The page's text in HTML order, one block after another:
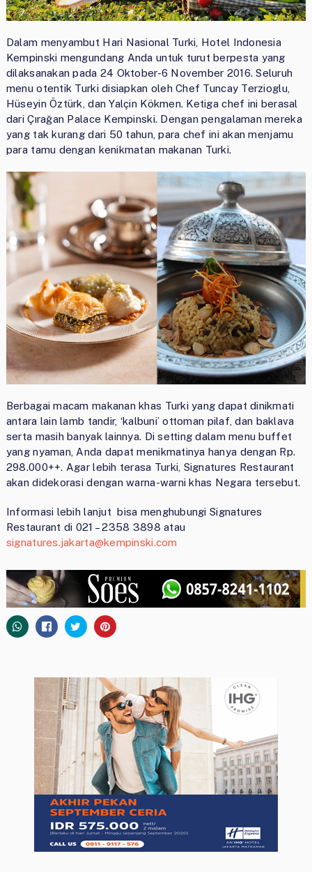
Dalam menyambut Hari Nasional Turki, Hotel Indonesia
Kempinski mengundang Anda untuk turut berpesta yang
dilaksanakan pada 24 Oktober-6 November 2016. Seluruh
menu otentik Turki disiapkan oleh Chef Tuncay Terzioglu,
Hüseyin Öztürk, dan Yalçin Kökmen. Ketiga chef ini berasal
dari Çırağan Palace Kempinski. Dengan pengalaman mereka
yang tak kurang dari 50 tahun, para chef ini akan menjamu
para tamu dengan kenikmatan makanan Turki.
Berbagai macam makanan khas Turki yang dapat dinikmati
antara lain lamb tandir, ‘kalbuni’ ottoman pilaf, dan baklava
serta masih banyak lainnya. Di setting dalam menu buffet
yang nyaman, Anda dapat menikmatinya hanya dengan Rp.
298.000++. Agar lebih terasa Turki, Signatures Restaurant
akan didekorasi dengan warna-warni khas Negara tersebut.
Informasi lebih lanjut bisa menghubungi Signatures
Restaurant di 021 – 2358 3898 atau
signatures.jakarta@kempinski.com